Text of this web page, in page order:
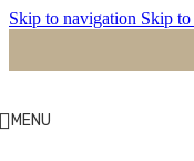
Skip to navigation Skip
MENU